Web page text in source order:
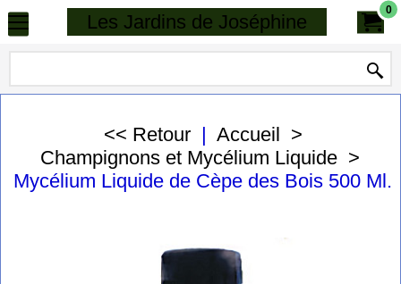
Les Jardins de Joséphine
0
<< Retour | Accueil >
Champignons et Mycélium Liquide >
Mycélium Liquide de Cèpe des Bois 500 Ml.